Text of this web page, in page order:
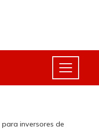
inversores de